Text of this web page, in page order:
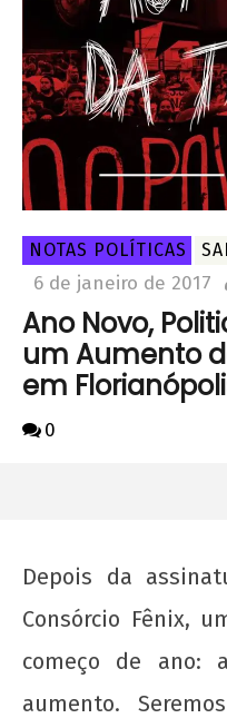
NOTAS POLÍTICAS
6 de janeiro de 2017
Ano Novo,
um Aumento
em
0
Depois da
Consórcio Fênix,
começo de ano:
aumento.